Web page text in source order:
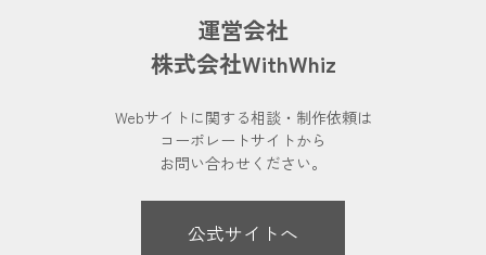
運営会社
株式会社WithWhiz
Webサイトに関する相談・制作依頼は
コーポレートサイトから
お問い合わせください。
公式サイトへ